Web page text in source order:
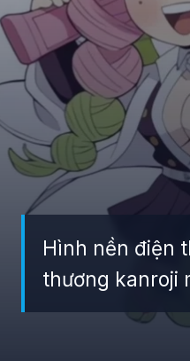
Hình nền điện
thương kanroji